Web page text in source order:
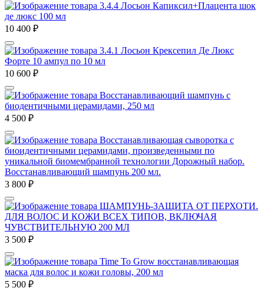
3.4.4 Лосьон Капиксил+Плацента шок
де люкс 100 мл
10 400 ₽
3.4.1 Лосьон Крексепил Де Люкс
Форте 10 ампул по 10 мл
10 600 ₽
Восстанавливающий шампунь с
биодентичными церамидами, 250 мл
4 500 ₽
Восстанавливающая сыворотка с
биоидентичными церамидами, произведенными по
уникальной биомембранной технологии Дорожный набор.
Восстанавливающий шампунь 200 мл.
3 800 ₽
ШАМПУНЬ-ЗАЩИТА ОТ ПЕРХОТИ.
ДЛЯ ВОЛОС И КОЖИ ВСЕХ ТИПОВ, ВКЛЮЧАЯ
ЧУВСТВИТЕЛЬНУЮ 200 МЛ
3 500 ₽
Time To Grow восстанавливающая
маска для волос и кожи головы, 200 мл
5 500 ₽